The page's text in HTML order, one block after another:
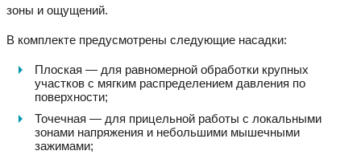
зоны и ощущений.
В комплекте предусмотрены следующие насадки:
Плоская — для равномерной обработки крупных
участков с мягким распределением давления по
поверхности;
Точечная — для прицельной работы с локальными
зонами напряжения и небольшими мышечными
зажимами;